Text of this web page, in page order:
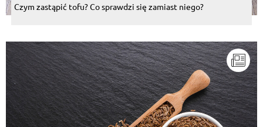
Czym zastąpić tofu? Co sprawdzi się zamiast niego?